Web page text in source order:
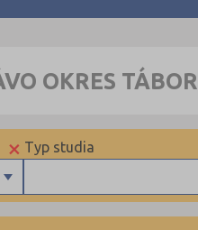
OKRES TÁBOR
Typ studia
×